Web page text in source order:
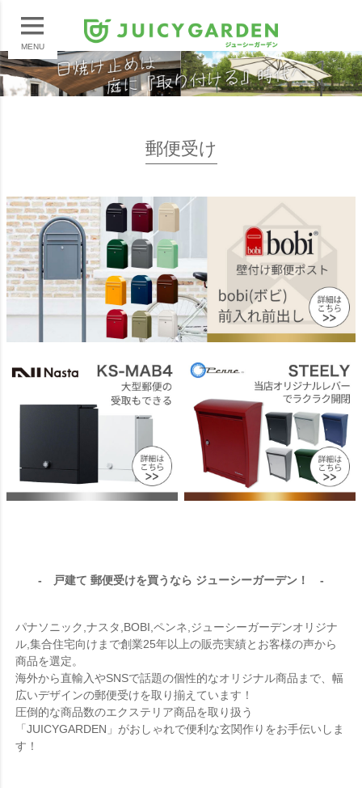
MENU
郵便受け
- 戸建て 郵便受けを買うなら ジューシーガーデン！ -
パナソニック,ナスタ,BOBI,ペンネ,ジューシーガーデンオリジナ
ル,集合住宅向けまで創業25年以上の販売実績とお客様の声から
商品を選定。
海外から直輸入やSNSで話題の個性的なオリジナル商品まで、幅
広いデザインの郵便受けを取り揃えています！
圧倒的な商品数のエクステリア商品を取り扱う
「JUICYGARDEN」がおしゃれで便利な玄関作りをお手伝いしま
す！